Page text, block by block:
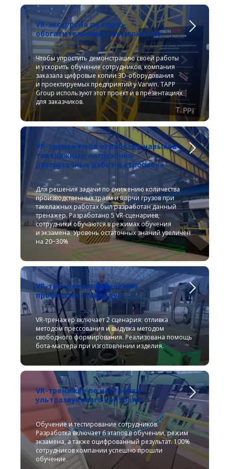
VR-экскурсия по горно-
обогатительному предприятию
Чтобы упростить демонстрацию своей работы
и ускорить обучение сотрудников, компания
заказала цифровые копии 3D-оборудования
и проектируемых предприятий у Varwin. TAPP
Group используют этот проект и в презентациях
для заказчиков.
VR-тренажер по отработке навыков
такелажных, погрузочно-
разгрузочных работ и строповке
Для решения задачи по снижению количества
производственных травм и порчи грузов при
такелажных работах был разработан данный
тренажер. Разработано 5 VR-сценариев,
сотрудники обучаются в режимах обучения
и экзамена. Уровень остаточных знаний увеличен
на 20−30%
VR-тренажер по обучению
профессии стеклодув
VR-тренажер включает 2 сценария: отливка
методом прессования и выдувка методом
свободного формирования. Реализована помощь
бота-мастера при изготовлении изделия.
VR-тренажер по настройке
ультразвукового контроля
Обучение и тестирование сотрудников.
Разработка включает 6 этапов в обучении, режим
экзамена, а также оцифрованный результат. 100%
сотрудников компании успешно прошли
обучение.